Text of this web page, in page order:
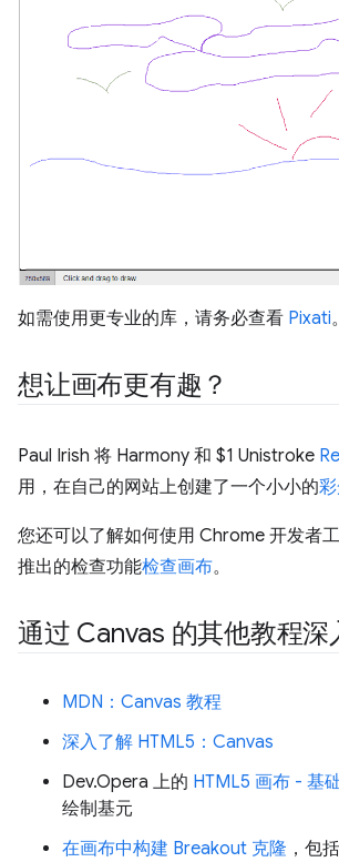
如需使用更专业的库，请务必查看 Pixati。
想让画布更有趣？
Paul Irish 将 Harmony 和 $1 Unistroke
用，在自己的网站上创建了一个小小的
您还可以了解如何使用 Chrome 开发者
推出的检查功能检查画布。
通过 Canvas 的其他教程深
MDN：Canvas 教程
深入了解 HTML5：Canvas
Dev.Opera 上的 HTML5 画布 - 基
绘制基元
在画布中构建 Breakout 克隆 ，包